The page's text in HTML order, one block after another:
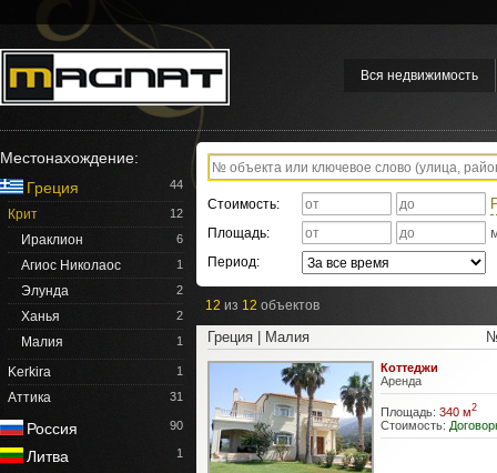
Вся недвижимость
Местонахождение:
Греция
44
Крит 12
Ираклион 6
Агиос Николаос 1
Элунда 2
Ханья 2
Малия 1
Kerkira 1
Аттика 31
Россия 90
Литва 1
Стоимость:
Площадь:
Период:
12 из 12 объектов
Греция | Малия
Коттеджи
Аренда
Площадь: 340 м2
Стоимость: